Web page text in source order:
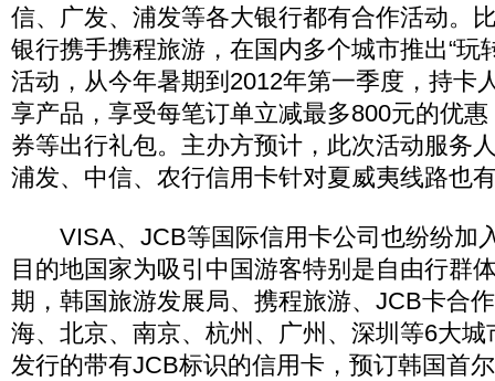
信、广发、浦发等各大银行都有合作活动。
银行携手携程旅游，在国内多个城市推出“玩
活动，从今年暑期到2012年第一季度，持卡
享产品，享受每笔订单立减最多800元的优
券等出行礼包。主办方预计，此次活动服务
浦发、中信、农行信用卡针对夏威夷线路也
VISA、JCB等国际信用卡公司也纷纷加
目的地国家为吸引中国游客特别是自由行群
期，韩国旅游发展局、携程旅游、JCB卡合
海、北京、南京、杭州、广州、深圳等6大
发行的带有JCB标识的信用卡，预订韩国首